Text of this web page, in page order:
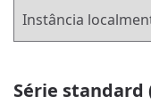
Série standard